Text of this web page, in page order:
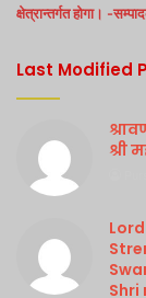
क्षेत्रान्तर्गत होगा। -
Last Modified
श्री
Shri